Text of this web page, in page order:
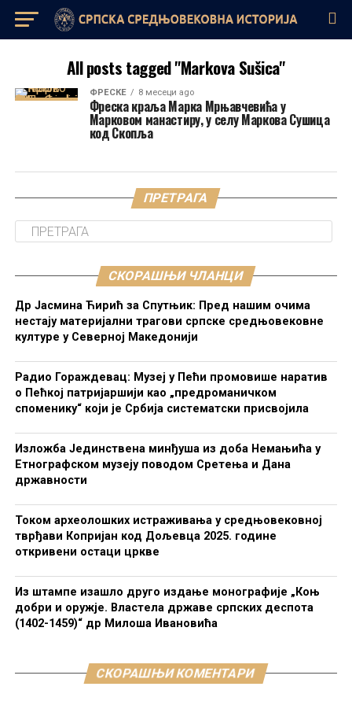
All posts tagged "Markova Sušica"
ФРЕСКЕ 8 месеци ago
Фреска краља Марка Мрњавчевића у
Марковом манастиру, у селу Маркова Сушица
код Скопља
ПРЕТРАГА
СКОРАШЊИ ЧЛАНЦИ
Др Јасмина Ћирић за Спутњик: Пред нашим очима
нестају материјални трагови српске средњовековне
културе у Северној Македонији
Радио Гораждевац: Музеј у Пећи промовише наратив
о Пећкој патријаршији као „предроманичком
споменику“ који је Србија систематски присвојила
Изложба Јединствена минђуша из доба Немањића у
Етнографском музеју поводом Сретења и Дана
државности
Током археолошких истраживања у средњовековној
тврђави Копријан код Дољевца 2025. године
откривени остаци цркве
Из штампе изашло друго издање монографије „Коњ
добри и оружје. Властела државе српских деспота
(1402-1459)“ др Милоша Ивановића
СКОРАШЊИ КОМЕНТАРИ